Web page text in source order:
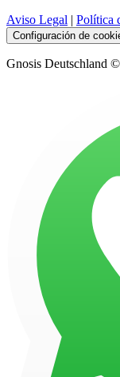
Aviso Legal | Política
Configuración de
Gnosis Deutschland